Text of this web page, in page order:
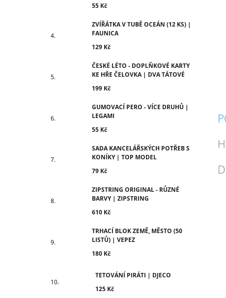
55 Kč
ZVÍŘÁTKA V TUBĚ OCEÁN (12 KS) |
FAUNICA
129 Kč
ČESKÉ LÉTO - DOPLŇKOVÉ KARTY
KE HŘE ČELOVKA | DVA TÁTOVÉ
199 Kč
GUMOVACÍ PERO - VÍCE DRUHŮ |
LEGAMI
55 Kč
SADA KANCELÁŘSKÝCH POTŘEB S
KONÍKY | TOP MODEL
79 Kč
ZIPSTRING ORIGINAL - RŮZNÉ
BARVY | ZIPSTRING
610 Kč
TRHACÍ BLOK ZEMĚ, MĚSTO (50
LISTŮ) | VEPEZ
180 Kč
TETOVÁNÍ PIRÁTI | DJECO
125 Kč